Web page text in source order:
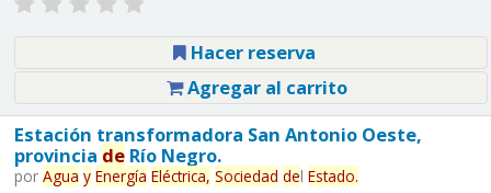
Hacer reserva
Agregar al carrito
Estación transformadora San Antonio Oeste,
provincia deRío Negro.
por Agua y Energía Eléctrica, Sociedad del Estado.